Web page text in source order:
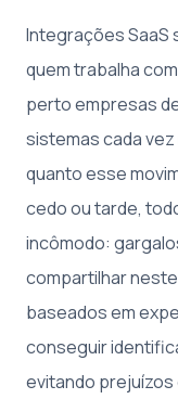
Integrações SaaS
quem trabalha
perto empresas
sistemas cada
quanto esse
cedo ou tarde,
incômodo:
compartilhar
baseados em
conseguir
evitando